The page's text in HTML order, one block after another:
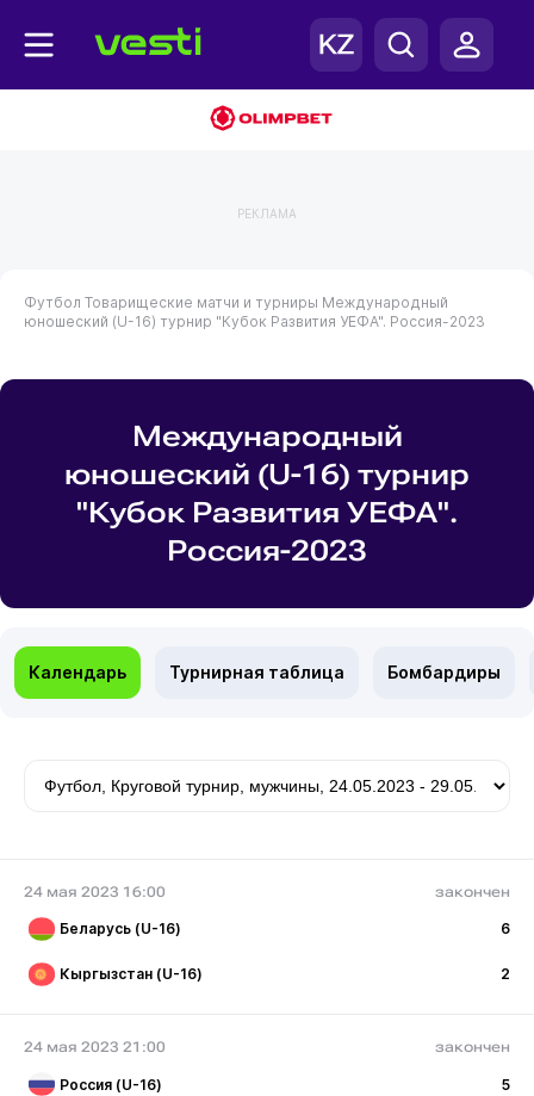
РЕКЛАМА
Футбол Товарищеские матчи и турниры Международный
юношеский (U-16) турнир "Кубок Развития УЕФА". Россия-2023
Международный
юношеский (U-16) турнир
"Кубок Развития УЕФА".
Россия-2023
Календарь Турнирная таблица Бомбардиры
24 мая 2023 16:00 закончен
Беларусь (U-16) 6
Кыргызстан (U-16) 2
24 мая 2023 21:00 закончен
Россия (U-16) 5